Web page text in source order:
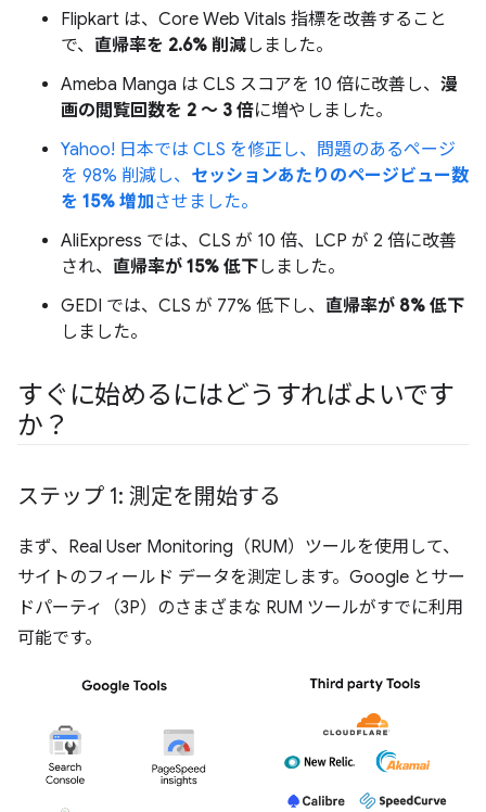
Flipkart は、Core Web Vitals 指標を改善すること
で、 直帰率を 2.6% 削減しました。
Ameba Manga は CLS スコアを 10 倍に改善し、 漫
画の閲覧回数を 2 ～ 3 倍に増やしました。
Yahoo! 日本では CLS を修正し、問題のあるページ
を 98% 削減し、 セッションあたりのページビュー数
を 15% 増加させました。
AliExpress では、CLS が 10 倍、LCP が 2 倍に改善
され、 直帰率が 15% 低下しました。
GEDI では、CLS が 77% 低下し、 直帰率が 8% 低下
しました。
すぐに始めるにはどうすればよいです
か？
ステップ 1: 測定を開始する
まず、Real User Monitoring（RUM）ツールを使用して、
サイトのフィールド データを測定します。Google とサー
ドパーティ（3P）のさまざまな RUM ツールがすでに利用
可能です。